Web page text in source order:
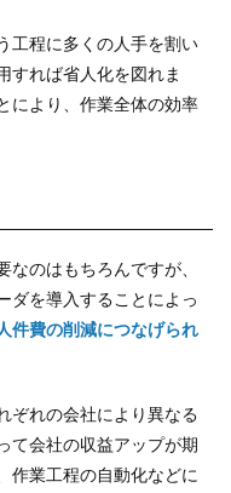
工程に多くの人手を割い
すれば省人化を図れま
により、作業全体の効率
のはもちろんですが、
ダを導入することによっ
件費の削減につなげられ
ぞれの会社により異なる
て会社の収益アップが期
作業工程の自動化などに